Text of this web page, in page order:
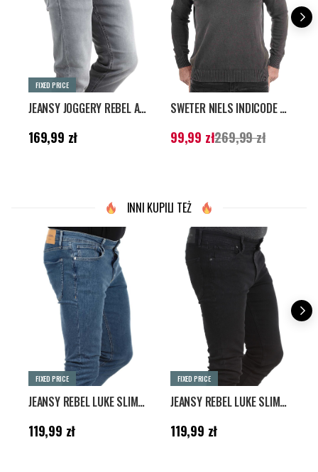
FIXED PRICE
JEANSY JOGGERY REBEL ADAM TAPERED - SZARE
Cena :169,99 zł
169,99 zł
SWETER NIELS INDICODE HALF PLACKET - CIEMNOSZARY
Aktualna cena:
99,99 zł
Poprzednia cena
99,99 zł269,99 zł
INNI KUPILI TEŻ
FIXED PRICE
JEANSY REBEL LUKE SLIM - NIEBIESKIE
Cena :119,99 zł
119,99 zł
FIXED PRICE
JEANSY REBEL LUKE SLIM - CZARNY
Cena :119,99 zł
119,99 zł